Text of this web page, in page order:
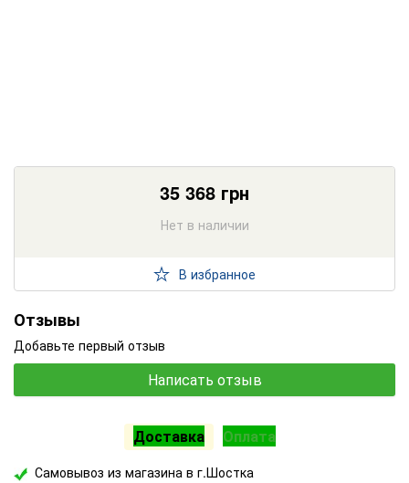
35 368 грн
Нет в наличии
В избранное
Отзывы
Добавьте первый отзыв
Написать отзыв
Доставка Оплата
Самовывоз из магазина в г.Шостка